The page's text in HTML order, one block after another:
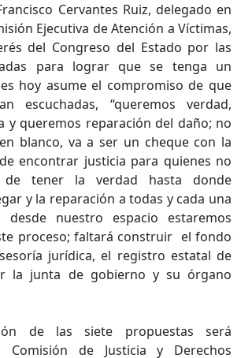
Cervantes Ruiz, delegado en
Ejecutiva de Atención a Víctimas,
del Congreso del Estado por las
para lograr que se tenga un
hoy asume el compromiso de que
escuchadas, “queremos verdad,
y queremos reparación del daño; no
blanco, va a ser un cheque con la
encontrar justicia para quienes no
tener la verdad hasta donde
y la reparación a todas y cada una
nuestro espacio estaremos
proceso; faltará construir el fondo
jurídica, el registro estatal de
la junta de gobierno y su órgano
de las siete propuestas será
Comisión de Justicia y Derechos